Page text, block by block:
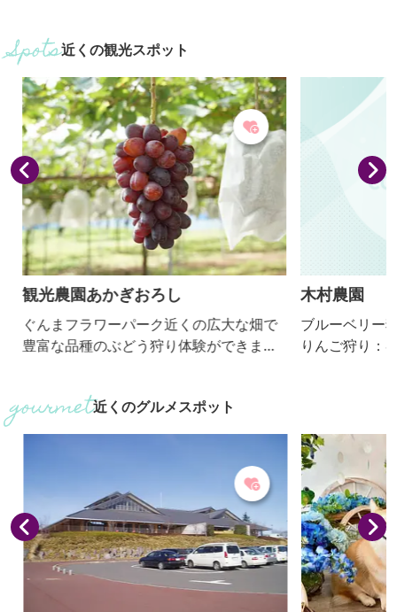
近くの観光スポット
観光農園あかぎおろし
ぐんまフラワーパーク近くの広大な畑で
豊富な品種のぶどう狩り体験ができま
ジャスミン、サニールージュをはじめと
した個性あふれる様々な品種のぶどうを
ん、ご試食いただける店頭販売も人気で
す。そのほか、地元農家の朝採り新鮮野
菜やフルーツ、地場産食材、手作り加工
食品などの直売コーナーも併設してい...
木村農園
ブルーベリー
りんご狩り：8月
反対側の隣接
前の道はメロ
チューリップ
近くのグルメスポット